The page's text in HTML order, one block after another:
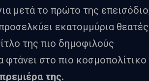
μετά το πρώτο της
εκατομμύρια θεατές
της πιο δημοφιλούς
στο πιο κοσμοπολίτικο
της.